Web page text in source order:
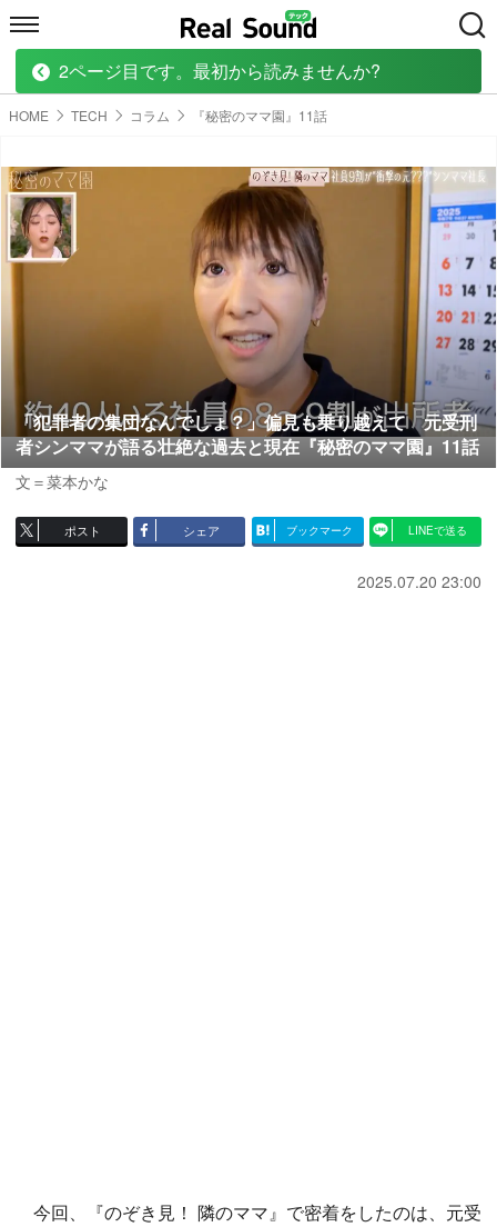
HOME MUSIC MOVIE TECH
HOME TECH コラム 『秘密のママ園』11話
「犯罪者の集団なんでしょ？」偏見も乗り越えて 元受刑
者シンママが語る壮絶な過去と現在『秘密のママ園』11話
文＝菜本かな
ポスト シェア ブックマーク LINEで送る
2025.07.20 23:00
今回、『のぞき見！ 隣のママ』で密着をしたのは、元受
2ページ目です。最初から読みませんか?